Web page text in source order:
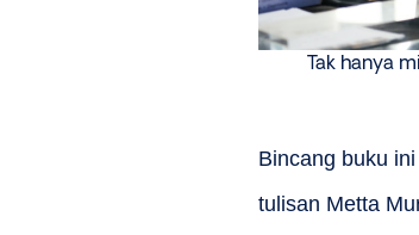
Tak hanya
Bincang buku
tulisan Metta